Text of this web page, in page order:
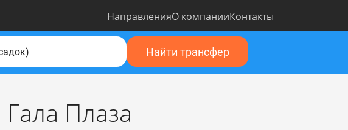
НаправленияО компанииКонтакты
Найти трансфер
Плаза